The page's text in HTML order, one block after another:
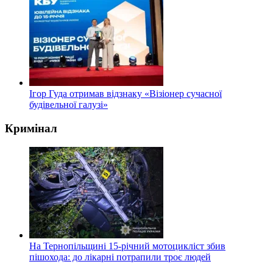
Ігор Гуда отримав відзнаку «Візіонер сучасної
будівельної галузі»
Кримінал
На Тернопільщині 15-річний мотоцикліст збив
пішохода: до лікарні потрапили троє людей